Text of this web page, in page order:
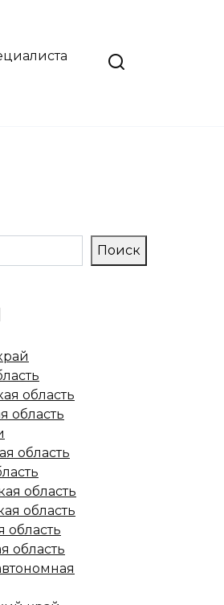
Поиск
область
область
область
область
область
область
область